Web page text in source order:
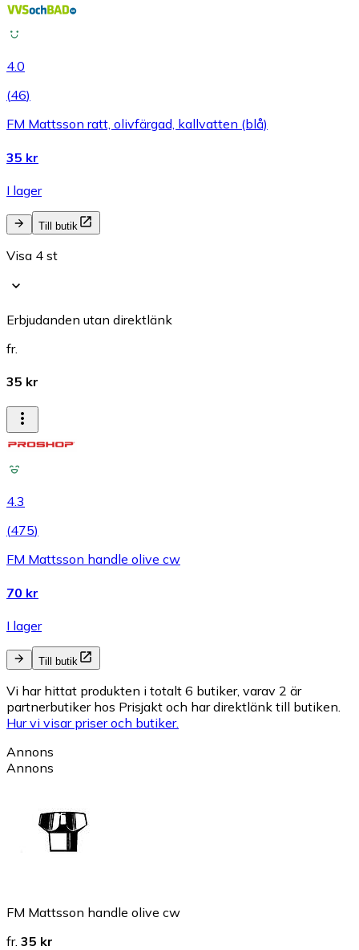
4.0
(46)
FM Mattsson ratt, olivfärgad, kallvatten (blå)
35 kr
I lager
Till butik
Visa 4 st
Erbjudanden utan direktlänk
fr.
35 kr
4.3
(475)
FM Mattsson handle olive cw
70 kr
I lager
Till butik
Vi har hittat produkten i totalt 6 butiker, varav 2 är
partnerbutiker hos Prisjakt och har direktlänk till butiken.
Hur vi visar priser och butiker.
Annons
Annons
FM Mattsson handle olive cw
fr. 35 kr